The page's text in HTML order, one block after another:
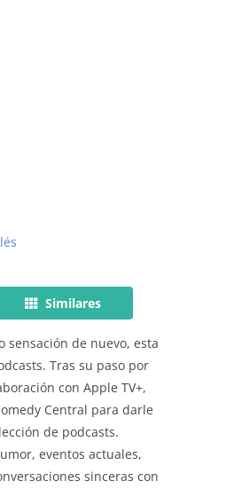
Similares
sensación de nuevo, esta
Tras su paso por
con Apple TV+,
Central para darle
de podcasts.
eventos actuales,
sinceras con